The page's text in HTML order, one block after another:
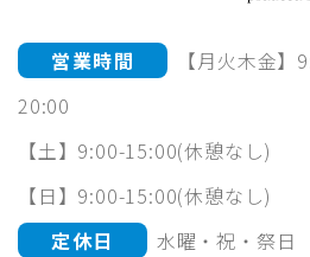
営業時間
【月火木金
20:00
【土】9:00-15:00(休憩なし)
【日】9:00-15:00(休憩なし)
定休日
水曜・祝・祭日